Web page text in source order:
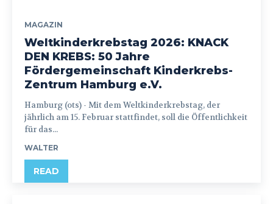
MAGAZIN
Weltkinderkrebstag 2026: KNACK
DEN KREBS: 50 Jahre
Fördergemeinschaft Kinderkrebs-
Zentrum Hamburg e.V.
Hamburg (ots) - Mit dem Weltkinderkrebstag, der
jährlich am 15. Februar stattfindet, soll die Öffentlichkeit
für das...
WALTER
READ